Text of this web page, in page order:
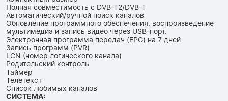
Полная совместимость с DVB-T2/DVB-T
Автоматический/ручной поиск каналов
Обновление программного обеспечения, воспроизведение
мультимедиа и запись видео через USB-порт.
Электронная программа передач (EPG) на 7 дней
Запись программ (PVR)
LCN (номер логического канала)
Родительский контроль
Таймер
Телетекст
Список любимых каналов
СИСТЕМА: